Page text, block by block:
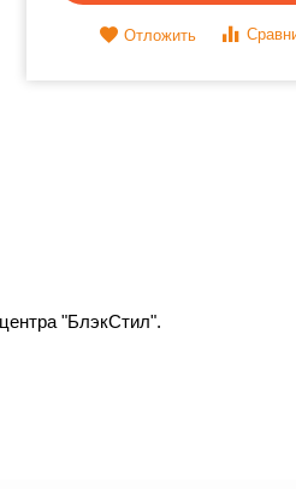
Отложить
"БлэкСтил".